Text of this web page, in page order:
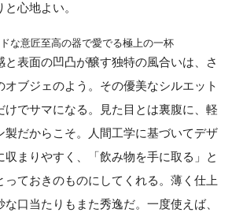
心地よい。
な意匠至高の器で愛でる極上の一杯
表面の凹凸が醸す独特の風合いは、さ
オブジェのよう。その優美なシルエット
けでサマになる。見た目とは裏腹に、軽
製だからこそ。人間工学に基づいてデザ
収まりやすく、「飲み物を手に取る」と
っておきのものにしてくれる。薄く仕上
口当たりもまた秀逸だ。一度使えば、